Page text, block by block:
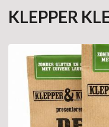
KLEPPER